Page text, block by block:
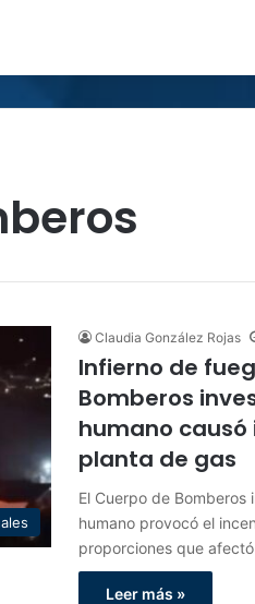
Claudia González Rojas
Infierno de
Bomberos
humano causó
planta de gas
El Cuerpo de Bomberos
humano provocó el
proporciones que
Leer más »